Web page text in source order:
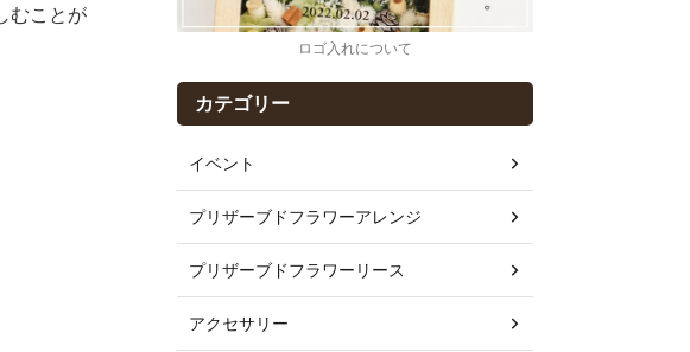
むことが
ロゴ入れについて
カテゴリー
イベント
プリザーブドフラワーアレンジ
プリザーブドフラワーリース
アクセサリー